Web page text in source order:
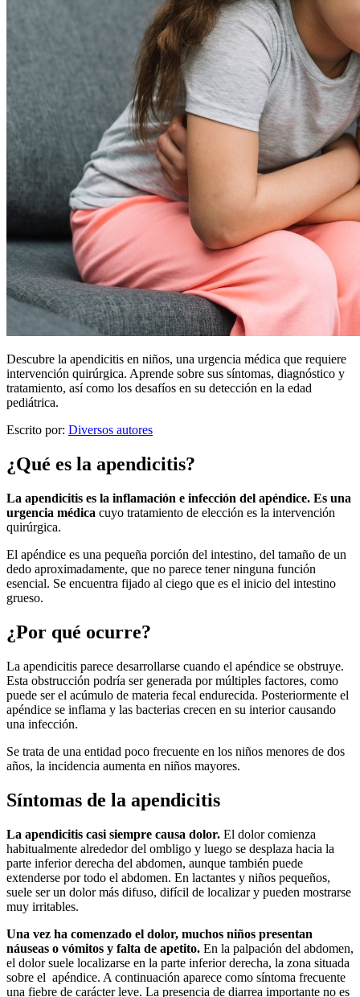
Descubre la apendicitis en niños, una urgencia médica que requiere
intervención quirúrgica. Aprende sobre sus síntomas, diagnóstico y
tratamiento, así como los desafíos en su detección en la edad
pediátrica.
Escrito por: Diversos autores
¿Qué es la apendicitis?
La apendicitis es la inflamación e infección del apéndice. Es una
urgencia médica cuyo tratamiento de elección es la intervención
quirúrgica.
El apéndice es una pequeña porción del intestino, del tamaño de un
dedo aproximadamente, que no parece tener ninguna función
esencial. Se encuentra fijado al ciego que es el inicio del intestino
grueso.
¿Por qué ocurre?
La apendicitis parece desarrollarse cuando el apéndice se obstruye.
Esta obstrucción podría ser generada por múltiples factores, como
puede ser el acúmulo de materia fecal endurecida. Posteriormente el
apéndice se inflama y las bacterias crecen en su interior causando
una infección.
Se trata de una entidad poco frecuente en los niños menores de dos
años, la incidencia aumenta en niños mayores.
Síntomas de la apendicitis
La apendicitis casi siempre causa dolor. El dolor comienza
habitualmente alrededor del ombligo y luego se desplaza hacia la
parte inferior derecha del abdomen, aunque también puede
extenderse por todo el abdomen. En lactantes y niños pequeños,
suele ser un dolor más difuso, difícil de localizar y pueden mostrarse
muy irritables.
Una vez ha comenzado el dolor, muchos niños presentan
náuseas o vómitos y falta de apetito. En la palpación del abdomen,
el dolor suele localizarse en la parte inferior derecha, la zona situada
sobre el apéndice. A continuación aparece como síntoma frecuente
una fiebre de carácter leve. La presencia de diarrea importante no es